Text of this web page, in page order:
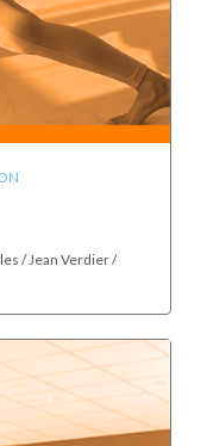
/ Jean Verdier /